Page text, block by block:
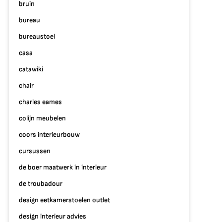
bruin
bureau
bureaustoel
casa
catawiki
chair
charles eames
colijn meubelen
coors interieurbouw
cursussen
de boer maatwerk in interieur
de troubadour
design eetkamerstoelen outlet
design interieur advies